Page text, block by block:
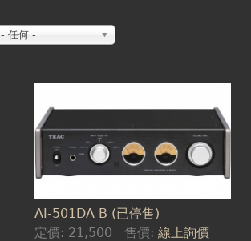
- 任何 -
AI-501DA B (已停售)
定價: 21,500 售價: 線上詢價